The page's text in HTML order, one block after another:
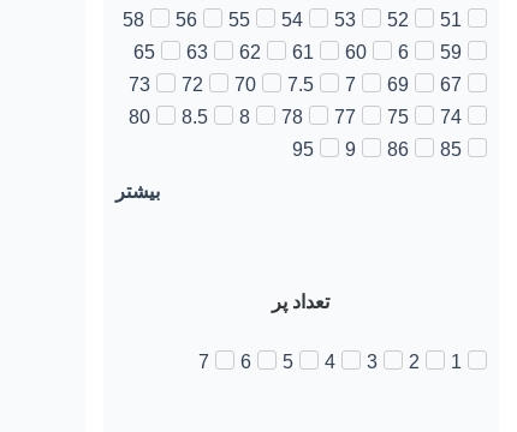
51
52
53
54
55
56
58
59
6
60
61
62
63
65
67
69
7
7.5
70
72
73
74
75
77
78
8
8.5
80
85
86
9
95
بیشتر
تعداد پر
1
2
3
4
5
6
7